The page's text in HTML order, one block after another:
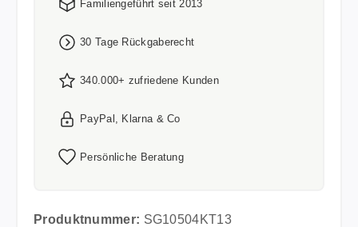
Familiengeführt seit 2013
30 Tage Rückgaberecht
340.000+ zufriedene Kunden
PayPal, Klarna & Co
Persönliche Beratung
Produktnummer: SG10504KT13